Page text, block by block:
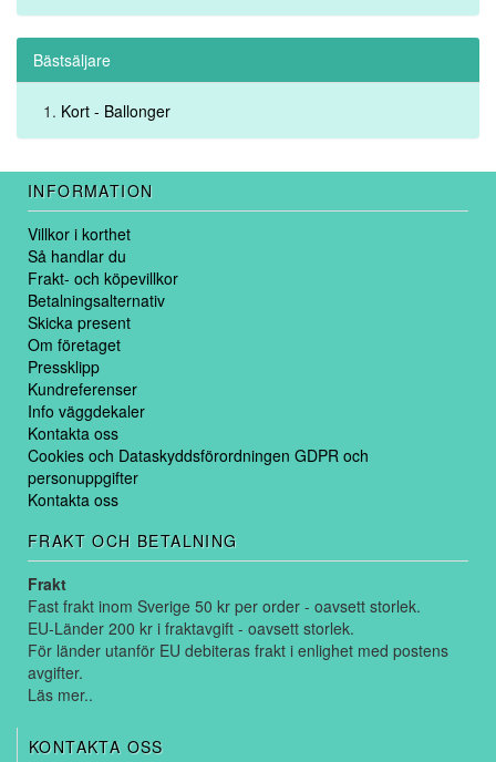
Bästsäljare
Kort - Ballonger
INFORMATION
Villkor i korthet
Så handlar du
Frakt- och köpevillkor
Betalningsalternativ
Skicka present
Om företaget
Pressklipp
Kundreferenser
Info väggdekaler
Kontakta oss
Cookies och Dataskyddsförordningen GDPR och
personuppgifter
Kontakta oss
FRAKT OCH BETALNING
Frakt
Fast frakt inom Sverige 50 kr per order - oavsett storlek.
EU-Länder 200 kr i fraktavgift - oavsett storlek.
För länder utanför EU debiteras frakt i enlighet med postens
avgifter.
Läs mer..
KONTAKTA OSS